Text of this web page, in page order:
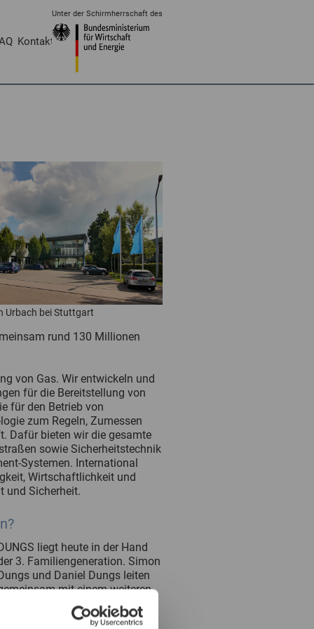
Kontakt Login
Unter der Schirmherrschaft des
Urbach bei Stuttgart
rund 130 Millionen
von Gas. Wir entwickeln und
für die Bereitstellung von
für den Betrieb von
zum Regeln, Zumessen
Dafür bieten wir die gesamte
sowie Sicherheitstechnik
Systemen. International
Wirtschaftlichkeit und
und Sicherheit.
liegt heute in der Hand
3. Familiengeneration. Simon
und Daniel Dungs leiten
mit einem weiteren
Geschäftsführer das